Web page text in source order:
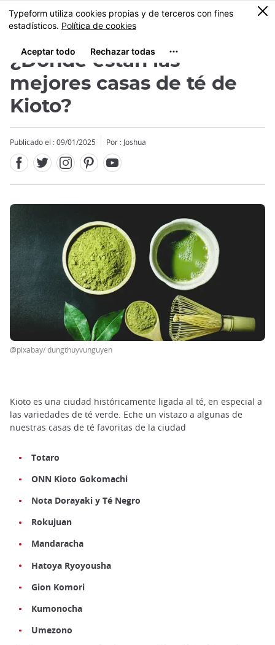
Tamaño
MENU
0
¿Dónde están las
mejores casas de té de
Kioto?
Publicado el : 09/01/2025 Por : Joshua
@pixabay/ dungthuyvunguyen
Kioto es una ciudad históricamente ligada al té, en especial a
las variedades de té verde. Eche un vistazo a algunas de
nuestras casas de té favoritas de la ciudad
Totaro
ONN Kioto Gokomachi
Nota Dorayaki y Té Negro
Rokujuan
Mandaracha
Hatoya Ryoyousha
Gion Komori
Kumonocha
Umezono